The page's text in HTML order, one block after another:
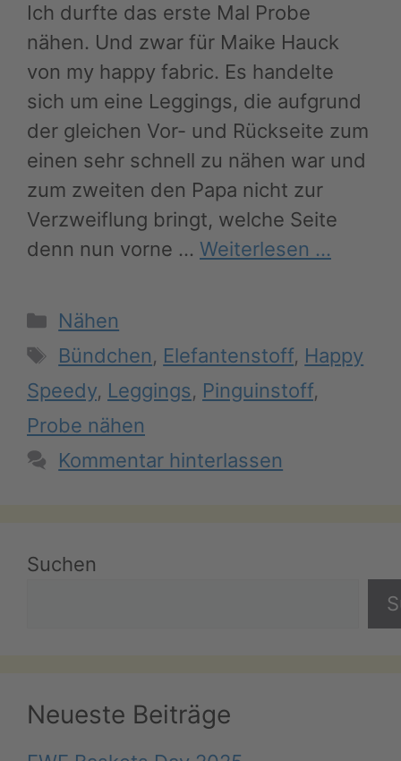
Ich durfte das erste Mal Probe
nähen. Und zwar für Maike Hauck
von my happy fabric. Es handelte
sich um eine Leggings, die aufgrund
der gleichen Vor- und Rückseite zum
einen sehr schnell zu nähen war und
zum zweiten den Papa nicht zur
Verzweiflung bringt, welche Seite
denn nun vorne … Weiterlesen …
Kategorien
Nähen
Schlagwörter
Bündchen, Elefantenstoff, Happy
Speedy, Leggings, Pinguinstoff,
Probe nähen
Kommentar hinterlassen
Suchen
Neueste Beiträge